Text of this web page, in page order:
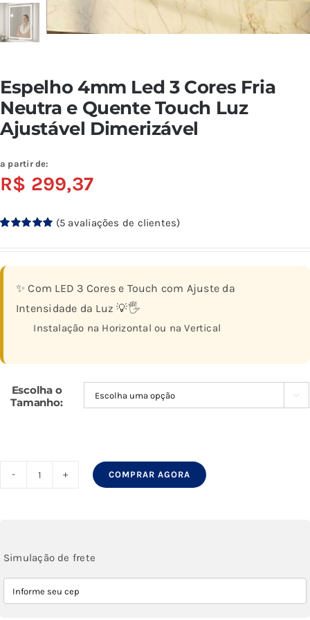
Espelho 4mm Led 3 Cores Fria
Neutra e Quente Touch Luz
Ajustável Dimerizável
a partir de:
R$ 299,37
baseado em
de clientes
(5 avaliações de clientes)
✨ Com LED 3 Cores e Touch com Ajuste da
Intensidade da Luz 💡🖐️
Instalação na Horizontal ou na Vertical
Escolha o
Tamanho:

Cores
Fria
COMPRAR AGORA
Simulação de frete